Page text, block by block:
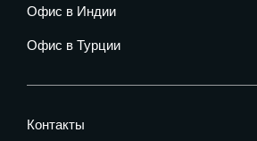
Офис в Индии
Офис в Турции
Контакты